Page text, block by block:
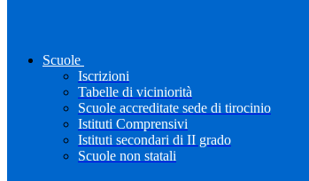
Scuole
Iscrizioni
Tabelle di viciniorità
Scuole accreditate sede di tirocinio
Istituti Comprensivi
Istituti secondari di II grado
Scuole non statali